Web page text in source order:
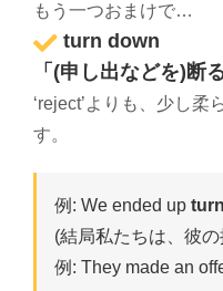
もう一つおまけで…
turn down
「(申し出などを)断る
‘reject’よりも、少し
す。
例: We ended up
(結局私たちは、彼
例: They made an